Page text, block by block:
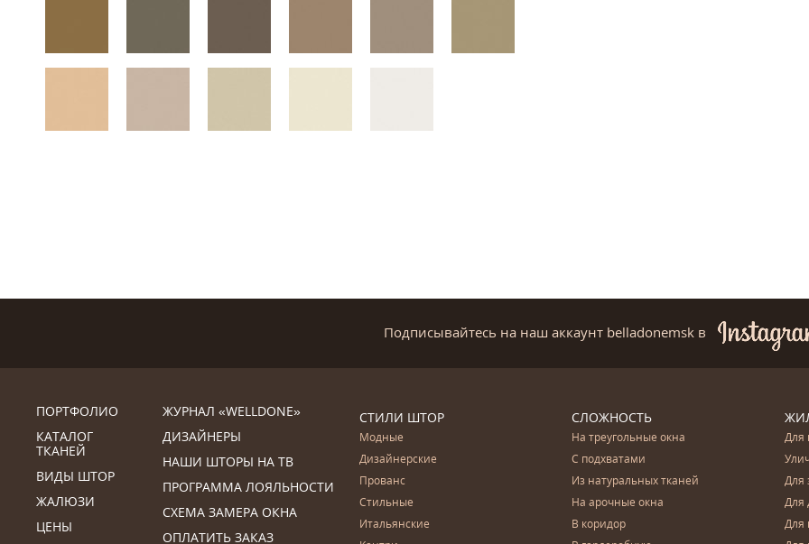
Подписывайтесь на наш аккаунт belladonemsk в
ПОРТФОЛИО
КАТАЛОГ
ТКАНЕЙ
ВИДЫ ШТОР
ЖАЛЮЗИ
ЦЕНЫ
ЖУРНАЛ «WELLDONE»
ДИЗАЙНЕРЫ
НАШИ ШТОРЫ НА ТВ
ПРОГРАММА ЛОЯЛЬНОСТИ
СХЕМА ЗАМЕРА ОКНА
ОПЛАТИТЬ ЗАКАЗ
СТИЛИ ШТОР
Модные
Дизайнерские
Прованс
Стильные
Итальянские
СЛОЖНОСТЬ
На треугольные окна
С подхватами
Из натуральных тканей
На арочные окна
В коридор
Для
Для
Для
Для